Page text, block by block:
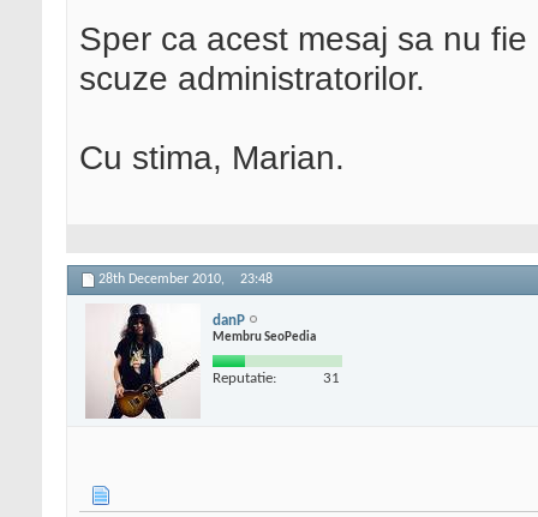
Sper ca acest mesaj sa nu
scuze administratorilor.
Cu stima, Marian.
28th December 2010, 23:48
danP
Membru SeoPedia
Reputatie: 31